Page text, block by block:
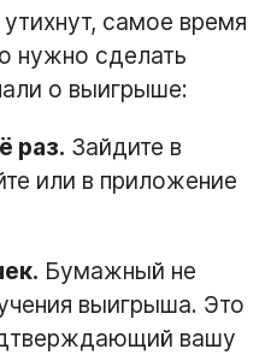
самое время
нужно сделать
о выигрыше:
раз. Зайдите в
или в приложение
Бумажный не
выигрыша. Это
вашу